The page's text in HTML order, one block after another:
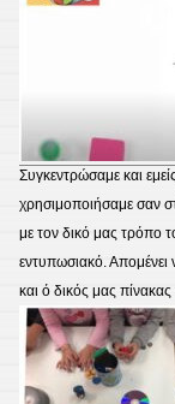
Συγκεντρώσαμε και
χρησιμοποιήσαμε σαν
με τον δικό μας τρόπο
εντυπωσιακό.
και ό δικός μας